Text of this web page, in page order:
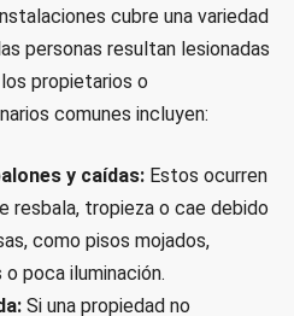
cubre una variedad
personas resultan lesionadas
propietarios o
comunes incluyen:
y caídas: Estos ocurren
resbala, tropieza o cae debido
como pisos mojados,
poca iluminación.
Si una propiedad no